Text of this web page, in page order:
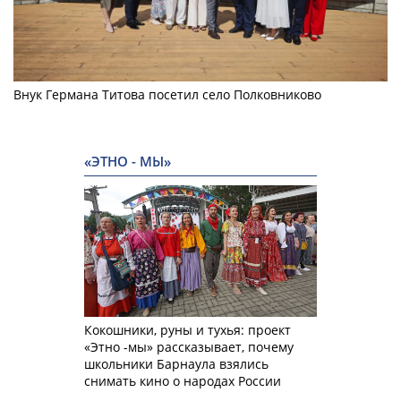
Внук Германа Титова посетил село Полковниково
«ЭТНО - МЫ»
Кокошники, руны и тухья: проект
«Этно -мы» рассказывает, почему
школьники Барнаула взялись
снимать кино о народах России